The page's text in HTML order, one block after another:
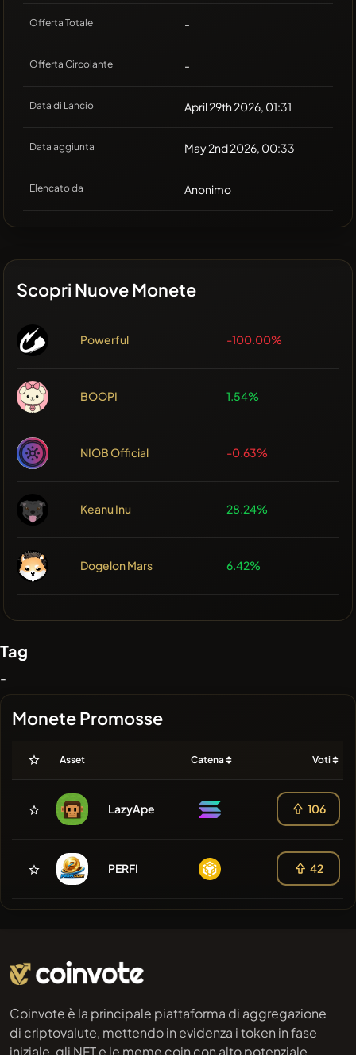
Offerta Totale -
Offerta Circolante -
Data di Lancio April 29th 2026, 01:31
Data aggiunta May 2nd 2026, 00:33
Elencato da Anonimo
Scopri Nuove Monete
Powerful -100.00%
BOOPI 1.54%
NIOB Official -0.63%
Keanu Inu 28.24%
Dogelon Mars 6.42%
Tag
-
Monete Promosse
Asset Catena Voti
LazyApe 106
PERFI 42
Coinvote è la principale piattaforma di aggregazione
di criptovalute, mettendo in evidenza i token in fase
iniziale, gli NFT e le meme coin con alto potenziale.